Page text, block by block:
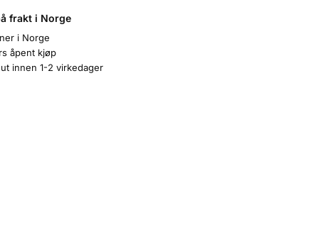
frakt i Norge
i Norge
åpent kjøp
innen 1-2 virkedager